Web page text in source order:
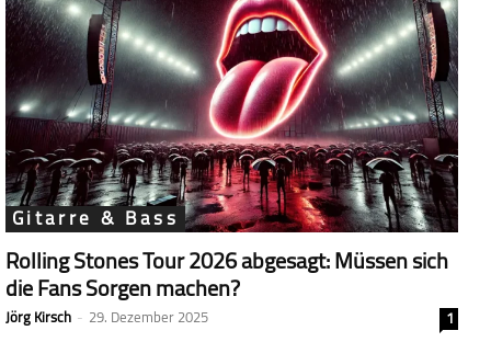
Gitarre & Bass
Rolling Stones Tour 2026 abgesagt: Müssen sich
die Fans Sorgen machen?
Jörg Kirsch - 29. Dezember 2025
1